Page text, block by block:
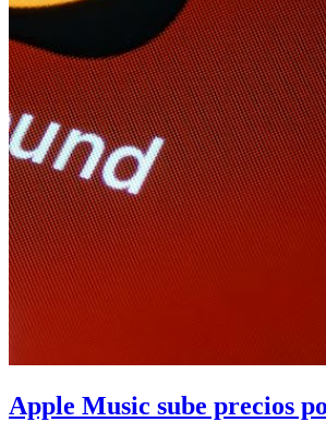
Apple Music sube precios